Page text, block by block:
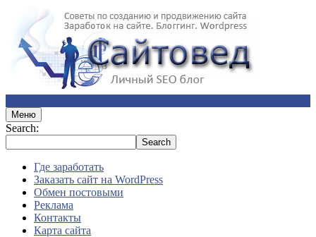
Меню
Search:
Где заработать
Заказать сайт на WordPress
Обмен постовыми
Реклама
Контакты
Карта сайта